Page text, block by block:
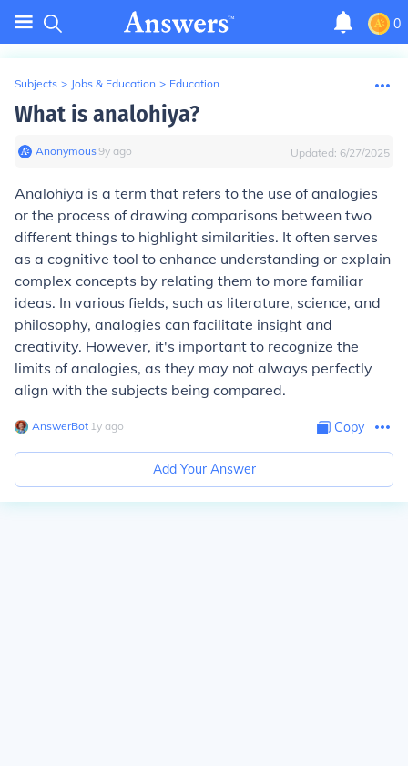
0
Subjects > Jobs & Education > Education
What is analohiya?
Anonymous∙9y ago Updated: 6/27/2025
Analohiya is a term that refers to the use of analogies
or the process of drawing comparisons between two
different things to highlight similarities. It often serves
as a cognitive tool to enhance understanding or explain
complex concepts by relating them to more familiar
ideas. In various fields, such as literature, science, and
philosophy, analogies can facilitate insight and
creativity. However, it's important to recognize the
limits of analogies, as they may not always perfectly
align with the subjects being compared.
AnswerBot∙ 1y ago Copy
Add Your Answer